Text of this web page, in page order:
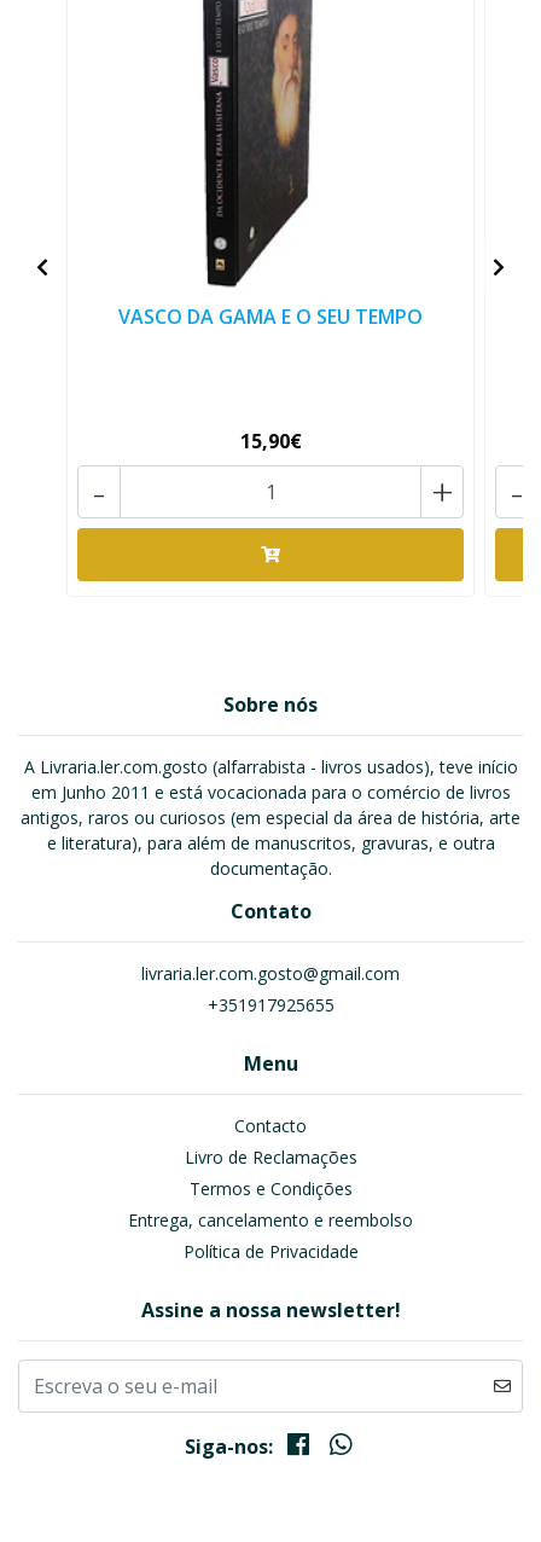
VASCO DA GAMA E O SEU TEMPO
15,90€
+
- -
Sobre nós
A Livraria.ler.com.gosto (alfarrabista - livros usados), teve início
em Junho 2011 e está vocacionada para o comércio de livros
antigos, raros ou curiosos (em especial da área de história, arte
e literatura), para além de manuscritos, gravuras, e outra
documentação.
Contato
livraria.ler.com.gosto@gmail.com
+351917925655
Menu
Contacto
Livro de Reclamações
Termos e Condições
Entrega, cancelamento e reembolso
Política de Privacidade
Assine a nossa newsletter!
Siga-nos: